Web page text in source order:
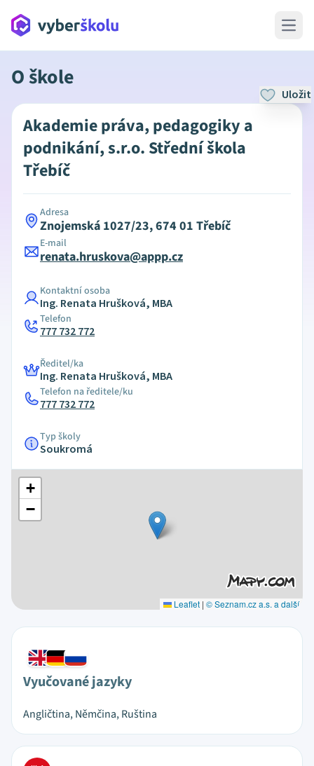
Open
O škole
Uložit
Akademie práva, pedagogiky a
podnikání, s.r.o. Střední škola
Třebíč
Adresa
Znojemská 1027/23, 674 01 Třebíč
E-mail
renata.hruskova@appp.cz
Kontaktní osoba
Ing. Renata Hrušková, MBA
Telefon
777 732 772
Ředitel/ka
Ing. Renata Hrušková, MBA
Telefon na ředitele/ku
777 732 772
Typ školy
Soukromá
+
−
Leaflet | © Seznam.cz a.s. a další
Vyučované jazyky
Angličtina, Němčina, Ruština